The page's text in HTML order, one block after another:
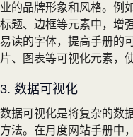
业的品牌形象和风格。例
标题、边框等元素中，增
易读的字体，提高手册的
片、图表等可视化元素，
3. 数据可视化
数据可视化是将复杂的数
方法。在月度网站手册中